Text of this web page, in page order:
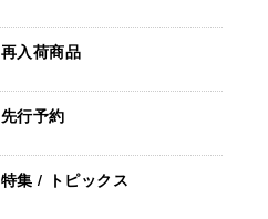
再入荷商品
先行予約
特集 / トピックス